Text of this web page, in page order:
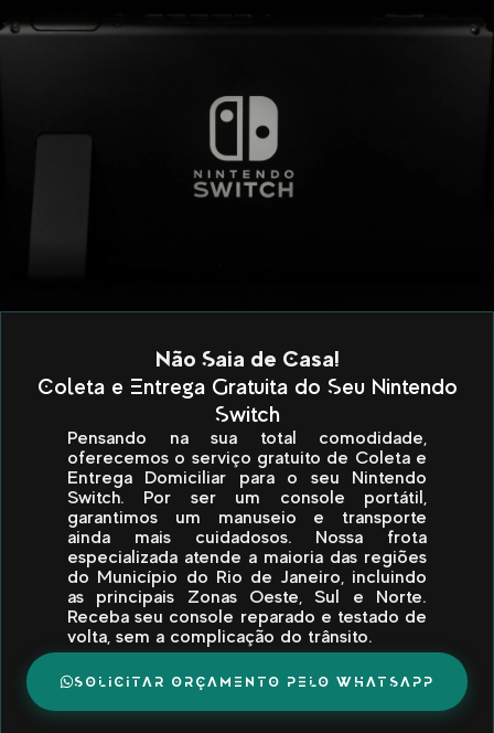
Não Saia de Casa!
Coleta e Entrega Gratuita do Seu Nintendo
Switch
Pensando na sua total comodidade,
oferecemos o serviço gratuito de Coleta e
Entrega Domiciliar para o seu Nintendo
Switch. Por ser um console portátil,
garantimos um manuseio e transporte
ainda mais cuidadosos. Nossa frota
especializada atende a maioria das regiões
do Município do Rio de Janeiro, incluindo
as principais Zonas Oeste, Sul e Norte.
Receba seu console reparado e testado de
volta, sem a complicação do trânsito.
SOLICITAR ORÇAMENTO PELO WHATSAPP